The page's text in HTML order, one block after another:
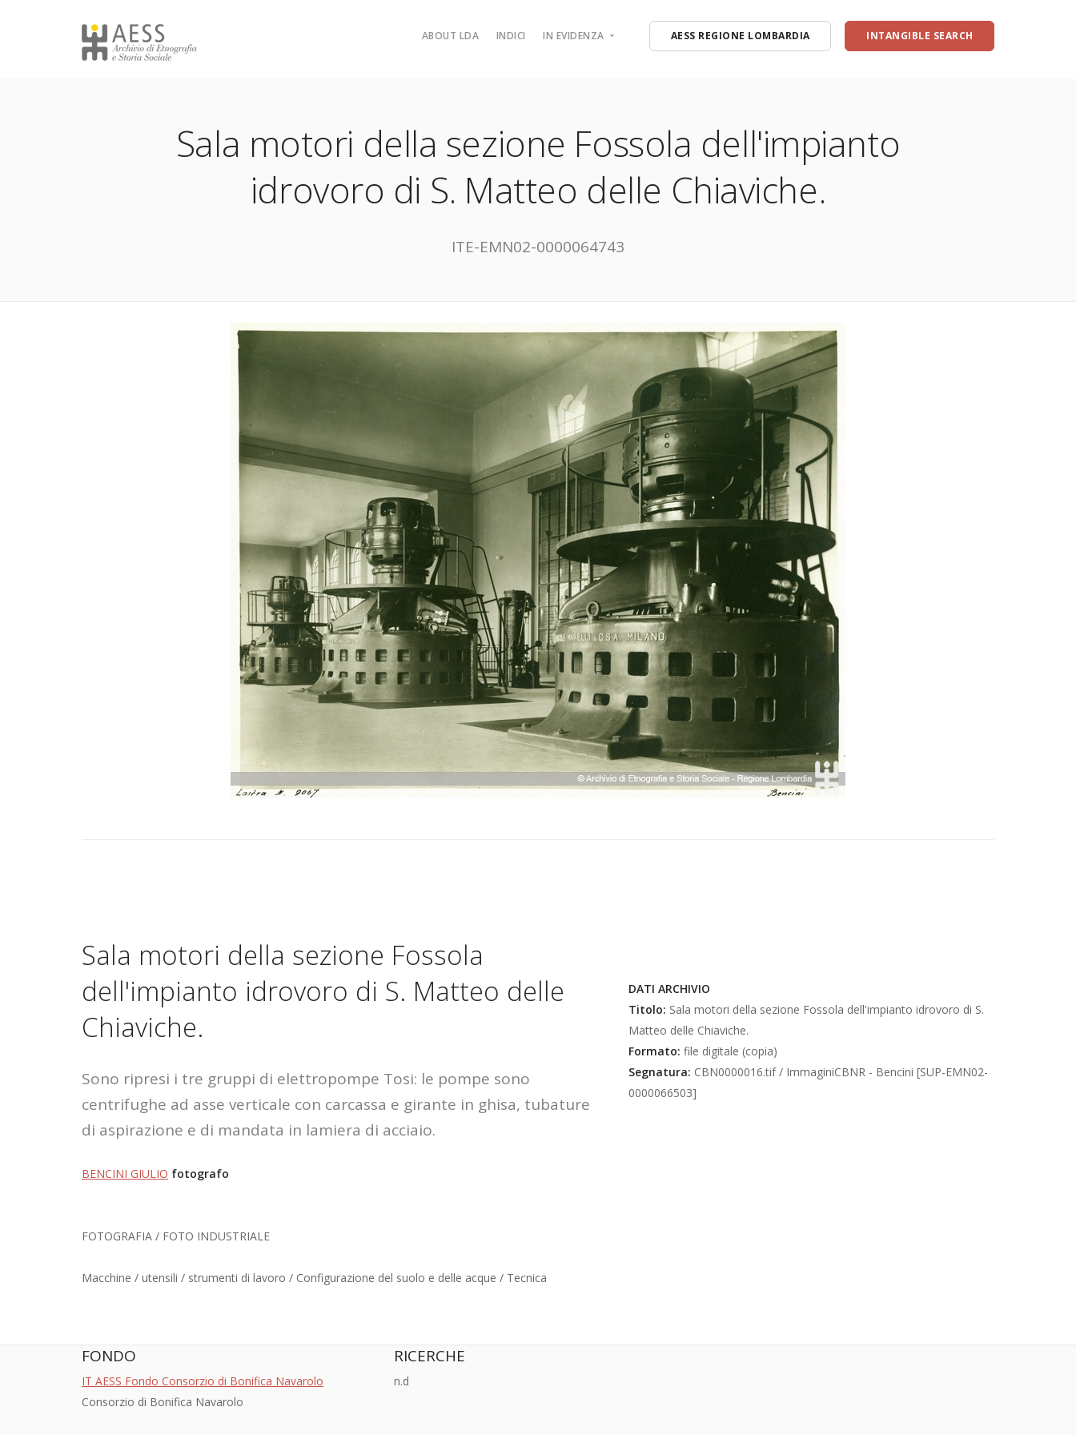
ABOUT LDA INDICI IN EVIDENZA
Marionette e burattini Il burattinaio Gualberto Niemen La via del ferro
AESS REGIONE LOMBARDIA INTANGIBLE SEARCH
Sala motori della sezione Fossola dell'impianto
idrovoro di S. Matteo delle Chiaviche.
ITE-EMN02-0000064743
Sala motori della sezione Fossola
dell'impianto idrovoro di S. Matteo delle
Chiaviche.
Sono ripresi i tre gruppi di elettropompe Tosi: le pompe sono
centrifughe ad asse verticale con carcassa e girante in ghisa, tubature
di aspirazione e di mandata in lamiera di acciaio.
BENCINI GIULIO fotografo
FOTOGRAFIA / FOTO INDUSTRIALE
Macchine / utensili / strumenti di lavoro / Configurazione del suolo e delle acque / Tecnica
DATI ARCHIVIO
Titolo: Sala motori della sezione Fossola dell'impianto idrovoro di S.
Matteo delle Chiaviche.
Formato: file digitale (copia)
Segnatura: CBN0000016.tif / ImmaginiCBNR - Bencini [SUP-EMN02-
0000066503]
FONDO
IT AESS Fondo Consorzio di Bonifica Navarolo
Consorzio di Bonifica Navarolo
RICERCHE
n.d